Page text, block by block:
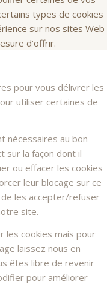
types de cookies
sur nos sites Web
d’offrir.
pour vous délivrer les
utiliser certaines de
nécessaires au bon
sur la façon dont il
ou effacer les cookies
leur blocage sur ce
les accepter/refuser
site.
les cookies mais pour
laissez nous en
êtes libre de revenir
pour améliorer